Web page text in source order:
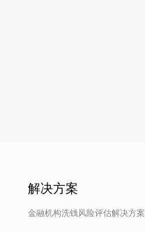
解决方案
金融机构洗钱风险评估解决方案